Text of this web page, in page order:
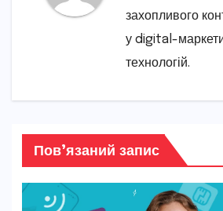
захопливого
у digital-
технологій.
Пов’язаний запис